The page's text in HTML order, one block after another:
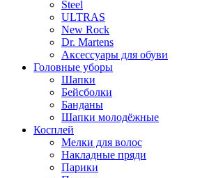
Steel
ULTRAS
New Rock
Dr. Martens
Аксессуары для обуви
Головные уборы
Шапки
Бейсболки
Банданы
Шапки молодёжные
Косплей
Мелки для волос
Накладные пряди
Парики